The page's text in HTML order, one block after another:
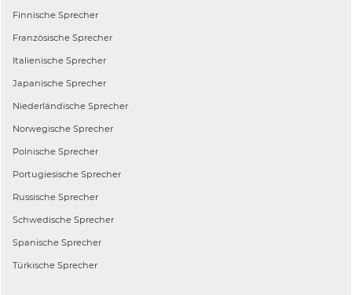
Finnische Sprecher
Französische Sprecher
Italienische Sprecher
Japanische Sprecher
Niederländische Sprecher
Norwegische Sprecher
Polnische Sprecher
Portugiesische Sprecher
Russische Sprecher
Schwedische Sprecher
Spanische Sprecher
Türkische Sprecher